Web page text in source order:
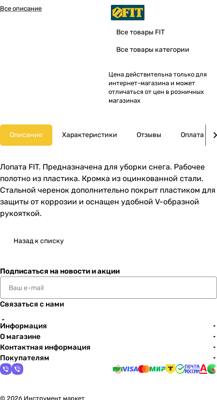
Все описание
Все товары FIT
Все товары категории
Цена действительна только для
интернет-магазина и может
отличаться от цен в розничных
магазинах
Описание Характеристики Отзывы Оплата
Лопата FIT. Предназначена для уборки снега. Рабочее
полотно из пластика. Кромка из оцинкованной стали.
Стальной черенок дополнительно покрыт пластиком для
защиты от коррозии и оснащен удобной V-образной
рукояткой.
Назад к списку
Подписаться на новости и акции
Связаться с нами
Информация
О магазине
Контактная информация
Покупателям
© 2026 Инструмент маркет